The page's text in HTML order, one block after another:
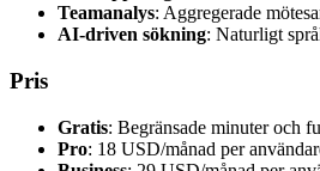
Teamanalys: Aggregerade
AI-driven sökning: Naturligt
Pris
Gratis: Begränsade minuter och
Pro: 18 USD/månad per